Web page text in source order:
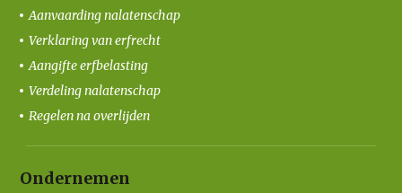
Aanvaarding nalatenschap
Verklaring van erfrecht
Aangifte erfbelasting
Verdeling nalatenschap
Regelen na overlijden
Ondernemen